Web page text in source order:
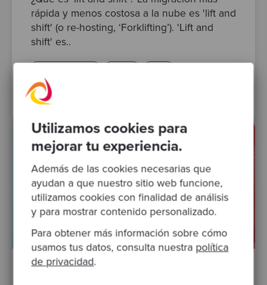
Utilizamos cookies para
mejorar tu experiencia.
Además de las cookies necesarias que
ayudan a que nuestro sitio web funcione,
utilizamos cookies con finalidad de análisis
y para mostrar contenido personalizado.
Para obtener más información sobre cómo
usamos tus datos, consulta nuestra política
de privacidad.
rápida y menos costosa a la nube es 'lift and
shift' (o re-hosting, ‘Forklifting’). 'Lift and
shift' es..
migración a la nube